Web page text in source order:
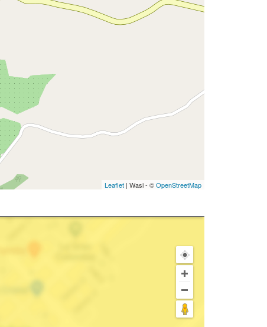
Leaflet | Wasi - ©OpenStreetMap